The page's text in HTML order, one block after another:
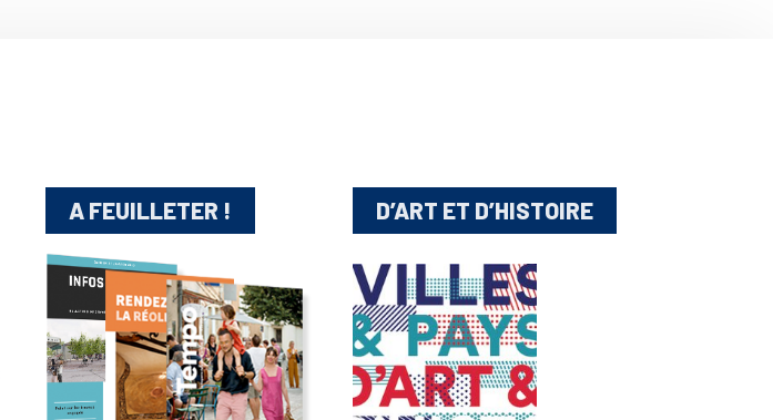
A FEUILLETER ! D’ART ET D’HISTOIRE